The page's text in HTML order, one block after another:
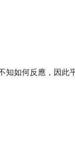
知如何反應，因